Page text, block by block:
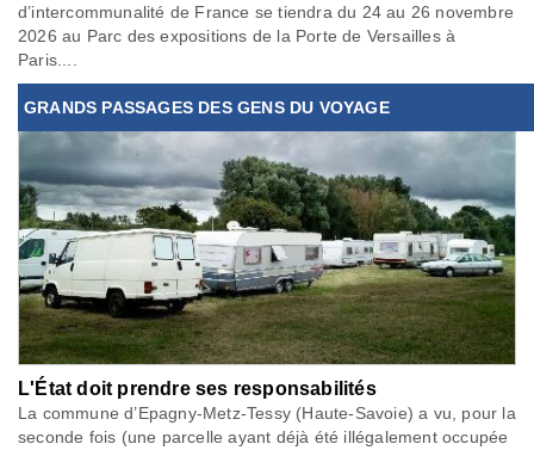
d’intercommunalité de France se tiendra du 24 au 26 novembre
2026 au Parc des expositions de la Porte de Versailles à
Paris....
GRANDS PASSAGES DES GENS DU VOYAGE
L'État doit prendre ses responsabilités
La commune d’Epagny-Metz-Tessy (Haute-Savoie) a vu, pour la
seconde fois (une parcelle ayant déjà été illégalement occupée